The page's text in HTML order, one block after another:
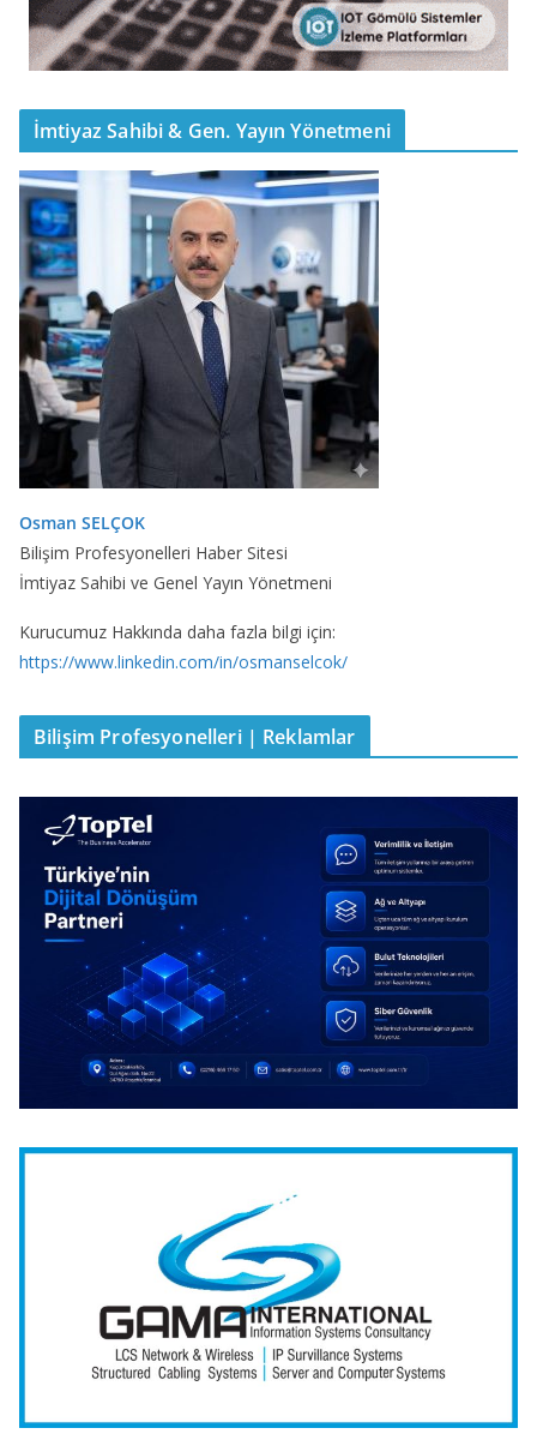
İmtiyaz Sahibi & Gen. Yayın Yönetmeni
Osman SELÇOK
Bilişim Profesyonelleri Haber Sitesi
İmtiyaz Sahibi ve Genel Yayın Yönetmeni
Kurucumuz Hakkında daha fazla bilgi için:
https://www.linkedin.com/in/osmanselcok/
Bilişim Profesyonelleri | Reklamlar